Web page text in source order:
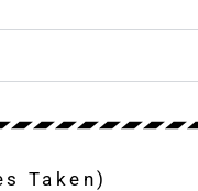
Taken)